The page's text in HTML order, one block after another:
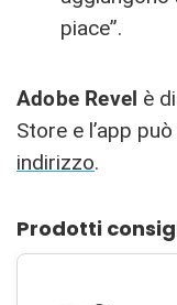
piace”.
Adobe Revel è
Store e l’app
indirizzo.
Prodotti